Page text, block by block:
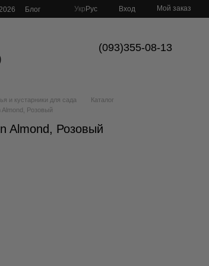
Блог
Укр Рус Вход Мой заказ
(093)355-08-13
и кустарники для сада
Каталог
Розовый
Almond, Розовый